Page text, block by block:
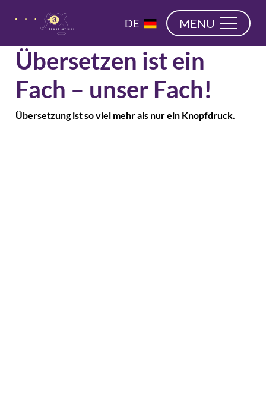
DE
NL
MENU
Übersetzen ist ein
Fach – unser Fach!
Übersetzung ist so viel mehr als nur ein Knopfdruck.